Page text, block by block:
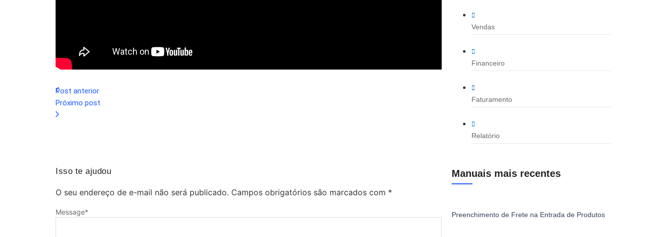
Post anterior
Próximo post
Isso te ajudou
O seu endereço de e-mail não será publicado. Campos obrigatórios são marcados com *
Message*
Vendas
Financeiro
Faturamento
Relatório
Manuais mais recentes
Preenchimento de Frete na Entrada de Produtos